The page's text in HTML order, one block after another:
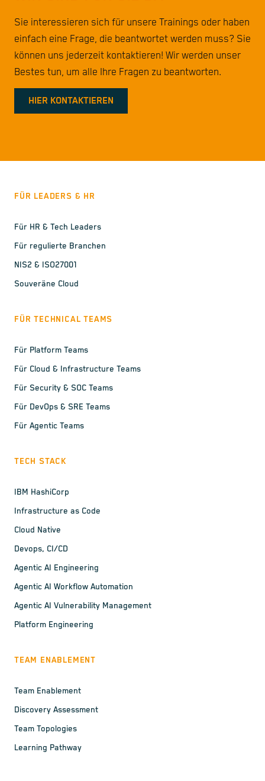
Sie interessieren sich für unsere Trainings oder haben
einfach eine Frage, die beantwortet werden muss? Sie
können uns jederzeit kontaktieren! Wir werden unser
Bestes tun, um alle Ihre Fragen zu beantworten.
HIER KONTAKTIEREN
FÜR LEADERS & HR
Für HR & Tech Leaders
Für regulierte Branchen
NIS2 & ISO27001
Souveräne Cloud
FÜR TECHNICAL TEAMS
Für Platform Teams
Für Cloud & Infrastructure Teams
Für Security & SOC Teams
Für DevOps & SRE Teams
Für Agentic Teams
TECH STACK
IBM HashiCorp
Infrastructure as Code
Cloud Native
Devops, CI/CD
Agentic AI Engineering
Agentic AI Workflow Automation
Agentic AI Vulnerability Management
Platform Engineering
TEAM ENABLEMENT
Team Enablement
Discovery Assessment
Team Topologies
Learning Pathway